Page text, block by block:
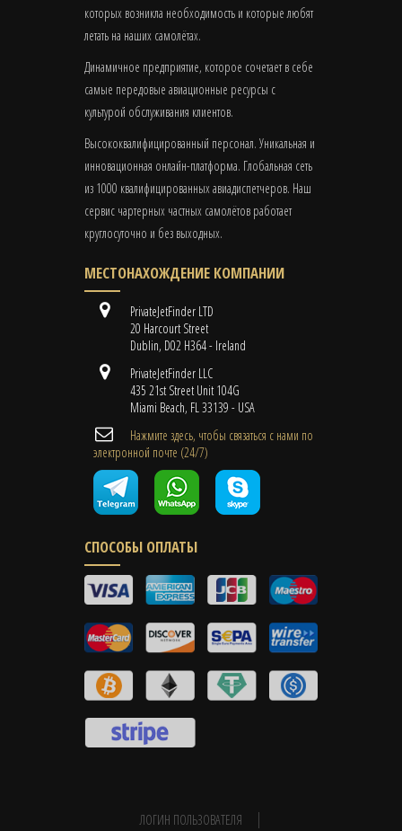
которых возникла необходимость и которые любят
летать на наших самолётах.
Динамичное предприятие, которое сочетает в себе
самые передовые авиационные ресурсы с
культурой обслуживания клиентов.
Высококвалифицированный персонал. Уникальная и
инновационная онлайн-платформа. Глобальная сеть
из 1000 квалифицированных авиадиспетчеров. Наш
сервис чартерных частных самолётов работает
круглосуточно и без выходных.
МЕСТОНАХОЖДЕНИЕ КОМПАНИИ
PrivateJetFinder LTD
20 Harcourt Street
Dublin, D02 H364 - Ireland
PrivateJetFinder LLC
435 21st Street Unit 104G
Miami Beach, FL 33139 - USA
Нажмите здесь, чтобы связаться с нами по
электронной почте (24/7)
СПОСОБЫ ОПЛАТЫ
ЛОГИН ПОЛЬЗОВАТЕЛЯ